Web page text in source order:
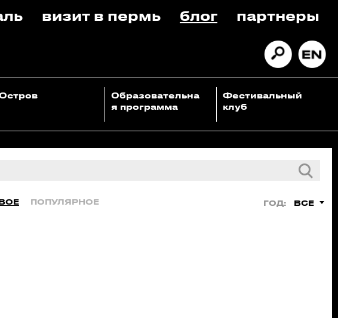
визит в пермь блог партнеры
Образовательна
я программа
Фестивальный
клуб
ПОПУЛЯРНОЕ ГОД: ВСЕ